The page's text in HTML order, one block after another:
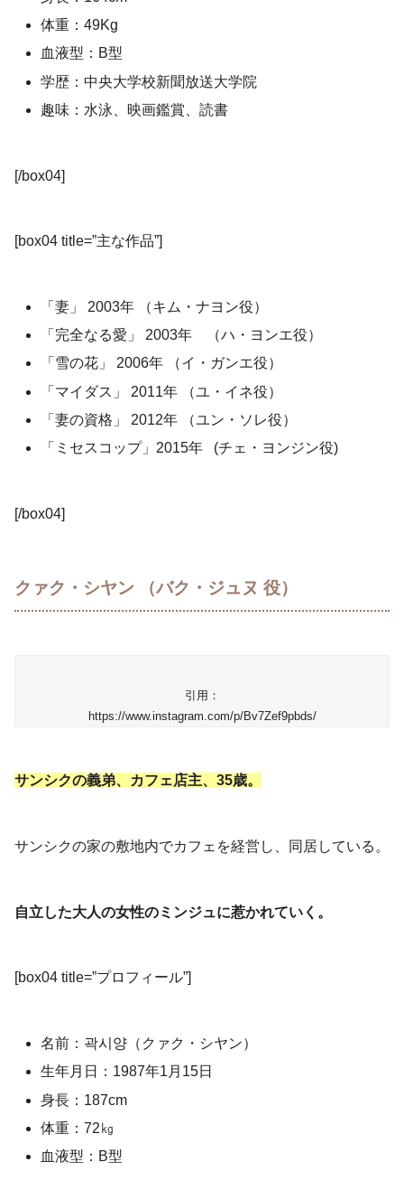
体重：49Kg
血液型：B型
学歴：中央大学校新聞放送大学院
趣味：水泳、映画鑑賞、読書
[/box04]
[box04 title=”主な作品”]
「妻」 2003年 （キム・ナヨン役）
「完全なる愛」 2003年 （ハ・ヨンエ役）
「雪の花」 2006年 （イ・ガンエ役）
「マイダス」 2011年 （ユ・イネ役）
「妻の資格」 2012年 （ユン・ソレ役）
「ミセスコップ」2015年 (チェ・ヨンジン役)
[/box04]
クァク・シヤン （バク・ジュヌ 役）
引用：
https://www.instagram.com/p/Bv7Zef9pbds/
サンシクの義弟、カフェ店主、35歳。
サンシクの家の敷地内でカフェを経営し、同居している。
自立した大人の女性のミンジュに惹かれていく。
[box04 title=”プロフィール”]
名前：곽시양（クァク・シヤン）
生年月日：1987年1月15日
身長：187cm
体重：72㎏
血液型：B型